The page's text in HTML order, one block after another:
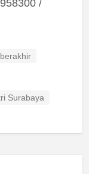
/
Surabaya